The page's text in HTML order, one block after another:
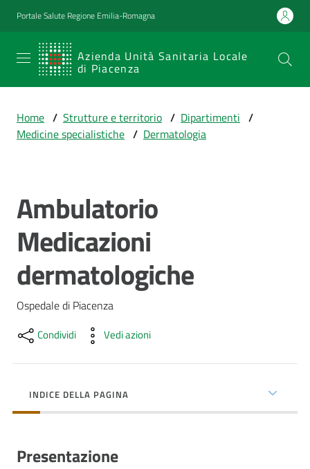
Vai al contenuto
Vai alla navigazione
Vai al footer
Portale Salute Regione Emilia-Romagna
Azienda Unità Sanitaria Locale
di Piacenza
SERVIZIO
SANITARIO
Emilia-
Romagna
Prestazioni
percorsi
di
cura
per...
Strutture
Home / Strutture e territorio / Dipartimenti /
Medicine specialistiche / Dermatologia
Salta al contenuto
Ambulatorio
Medicazioni
dermatologiche
Ospedale di Piacenza
Condividi Vedi azioni
INDICE DELLA PAGINA
Presentazione